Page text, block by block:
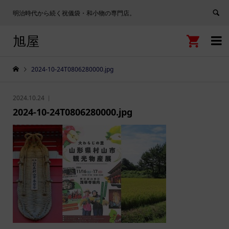
明治時代から続く祝儀袋・和小物の専門店。

旭屋 
2024-10-24T0806280000.jpg
2024.10.24
2024-10-24T0806280000.jpg